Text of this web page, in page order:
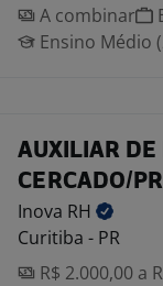
A combinar
Ensino Médio
AUXILIAR DE
CERCADO/PR
Inova RH
Curitiba - PR
R$ 2.000,00 a